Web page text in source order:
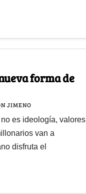
forma de
JIMENO
es ideología, valores
van a
disfruta el